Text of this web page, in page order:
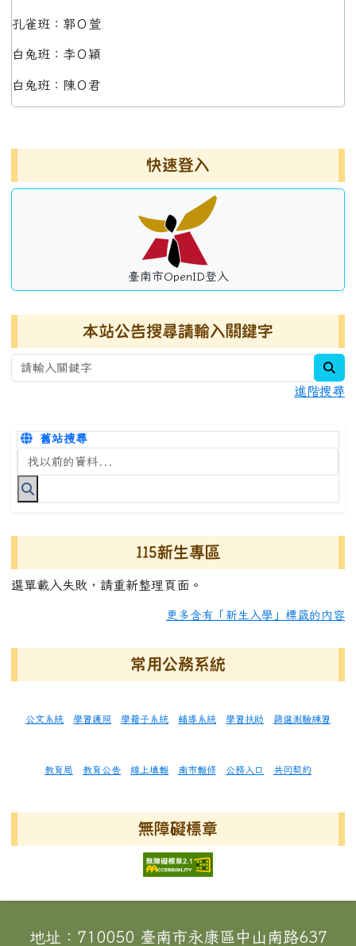
孔雀班：郭Ｏ萱
白兔班：李Ｏ穎
白兔班：陳Ｏ君
快速登入
臺南市OpenID登入
本站公告搜尋請輸入關鍵字
進階搜尋
舊站搜尋
搜尋台南市永康國小全球資訊網關鍵字
115新生專區
選單載入失敗，請重新整理頁面。
更多含有「新生入學」標籤的內容
常用公務系統
公文系統 學習護照 學籍子系統 輔導系統 學習扶助 篩選測驗練習
教育局 教育公告 線上填報 南市報修 公務入口 共同契約
無障礙標章
頁尾區域內容
地址：710050 臺南市永康區中山南路637